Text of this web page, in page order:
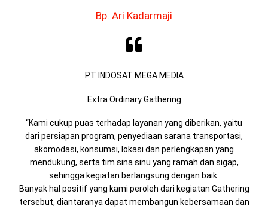
Bp. Ari Kadarmaji
PT INDOSAT MEGA MEDIA
Extra Ordinary Gathering
“Kami cukup puas terhadap layanan yang diberikan, yaitu
dari persiapan program, penyediaan sarana transportasi,
akomodasi, konsumsi, lokasi dan perlengkapan yang
mendukung, serta tim sina sinu yang ramah dan sigap,
sehingga kegiatan berlangsung dengan baik.
Banyak hal positif yang kami peroleh dari kegiatan Gathering
tersebut, diantaranya dapat membangun kebersamaan dan